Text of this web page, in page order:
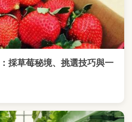
採草莓秘境、挑選技巧與一